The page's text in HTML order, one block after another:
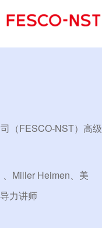
首页>师资团队
（FESCO-NST）高级
Miller Heimen、美
力讲师